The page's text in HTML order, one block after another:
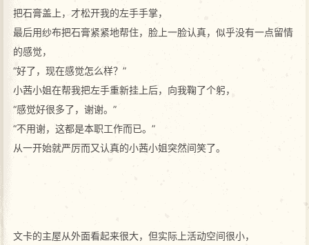
把石膏盖上，才松开我的左手手掌，
最后用纱布把石膏紧紧地帮住，脸上一脸认真，似乎没有一点留情
的感觉，
“好了，现在感觉怎么样？”
小茜小姐在帮我把左手重新挂上后，向我鞠了个躬，
“感觉好很多了，谢谢。”
“不用谢，这都是本职工作而已。”
从一开始就严厉而又认真的小茜小姐突然间笑了。
文卡的主屋从外面看起来很大，但实际上活动空间很小，